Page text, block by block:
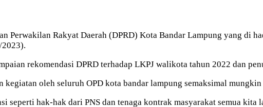
Perwakilan Rakyat Daerah (DPRD) Kota Bandar Lampung yang di
2023).
rekomendasi DPRD terhadap LKPJ walikota tahun 2022 dan
kegiatan oleh seluruh OPD kota bandar lampung semaksimal
seperti hak-hak dari PNS dan tenaga kontrak masyarakat semua